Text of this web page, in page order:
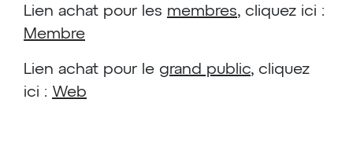
Lien achat pour les membres, cliquez ici :
Membre
Lien achat pour le grand public, cliquez
ici : Web